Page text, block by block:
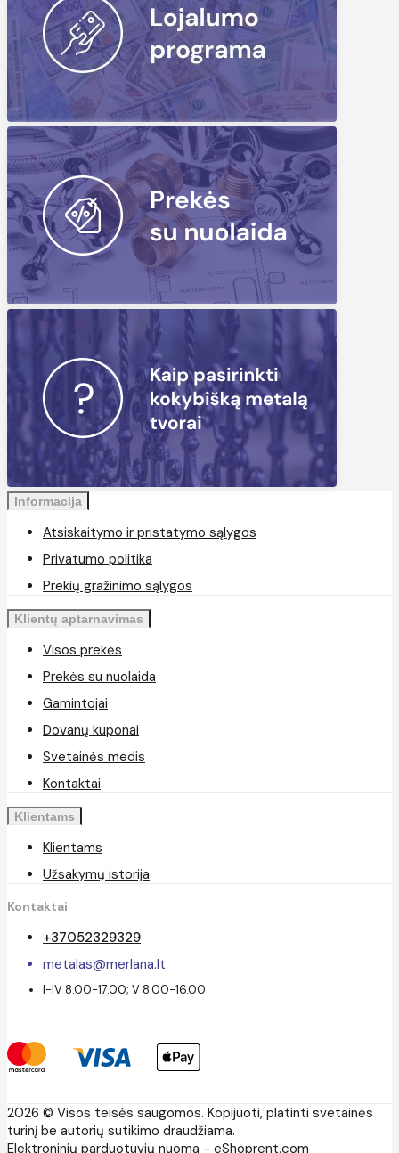
Informacija
Atsiskaitymo ir pristatymo sąlygos
Privatumo politika
Prekių gražinimo sąlygos
Klientų aptarnavimas
Visos prekės
Prekės su nuolaida
Gamintojai
Dovanų kuponai
Svetainės medis
Kontaktai
Klientams
Klientams
Užsakymų istorija
Kontaktai
+37052329329
metalas@merlana.lt
I-IV 8.00-17.00; V 8.00-16.00
2026 © Visos teisės saugomos. Kopijuoti, platinti svetainės
turinį be autorių sutikimo draudžiama.
Elektroninių parduotuvių nuoma - eShoprent.com